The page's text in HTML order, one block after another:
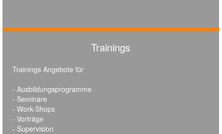
Trainings
Trainings Angebote für
- Ausbildungsprogramme
- Seminare
- Work-Shops
- Vorträge
- Supervision